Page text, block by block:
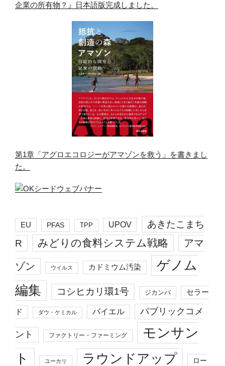
企業の所有物？』日本語版完成しました。
第1章「アグロエコロジーがアマゾンを救う」を書きまし
た。
EU PFAS TPP UPOV
あきたこまち
R
みどりの食料システム戦略 アマ
ゾン ウイルス カドミウム汚染
ゲノム
編集
コシヒカリ環1号 ジカンバ セラー
ド ダウ・ケミカル バイエル パブリックコメ
ント ファクトリー・ファーミング
モンサン
ト
ユーカリ ラウンドアップ ロー